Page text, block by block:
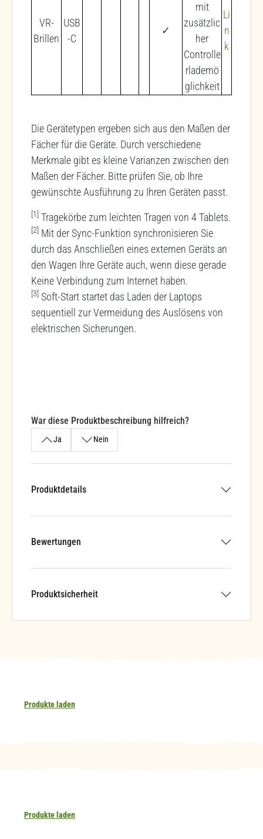
VR-
Brillen
USB
-C
✓
mit
zusätzlic
her
Controlle
rlademö
glichkeit
Li
n
k
Die Gerätetypen ergeben sich aus den Maßen der
Fächer für die Geräte. Durch verschiedene
Merkmale gibt es kleine Varianzen zwischen den
Maßen der Fächer. Bitte prüfen Sie, ob Ihre
gewünschte Ausführung zu Ihren Geräten passt.
[1] Tragekörbe zum leichten Tragen von 4 Tablets.
[2] Mit der Sync-Funktion synchronisieren Sie
durch das Anschließen eines externen Geräts an
den Wagen Ihre Geräte auch, wenn diese gerade
Keine Verbindung zum Internet haben.
[3] Soft-Start startet das Laden der Laptops
sequentiell zur Vermeidung des Auslösens von
elektrischen Sicherungen.
War diese Produktbeschreibung hilfreich?
Ja Nein
Produktdetails
Bewertungen
Produktsicherheit
Produkte laden
Produkte laden